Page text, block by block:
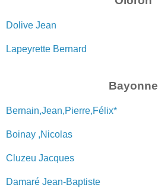
Dolive Jean
Lapeyrette Bernard
Bayonne
Bernain,Jean,Pierre,Félix*
Boinay ,Nicolas
Cluzeu Jacques
Damaré Jean-Baptiste